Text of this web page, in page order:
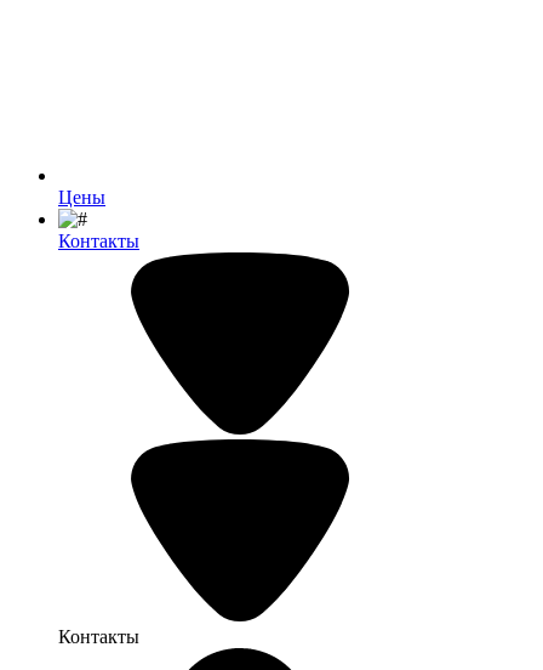
Цены
Контакты
Контакты